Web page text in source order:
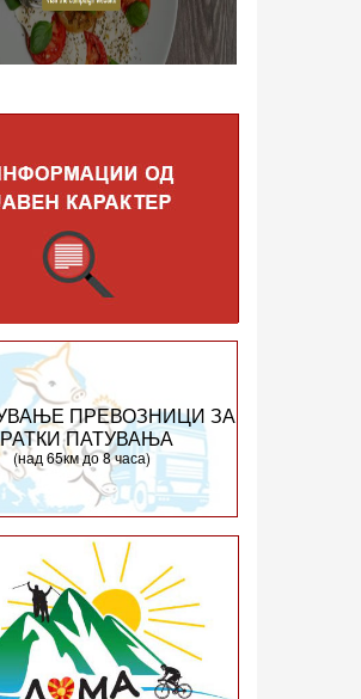
ПРЕВОЗНИЦИ ЗА
ПАТУВАЊА
(над 65км до 8 часа)